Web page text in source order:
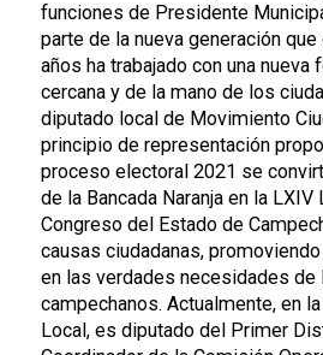
funciones de Presidente
parte de la nueva generación
años ha trabajado con una nueva
cercana y de la mano de los
diputado local de Movimiento
principio de representación
proceso electoral 2021 se
de la Bancada Naranja en la LXIV
Congreso del Estado de
causas ciudadanas,
en las verdades necesidades de
campechanos. Actualmente, en
Local, es diputado del Primer